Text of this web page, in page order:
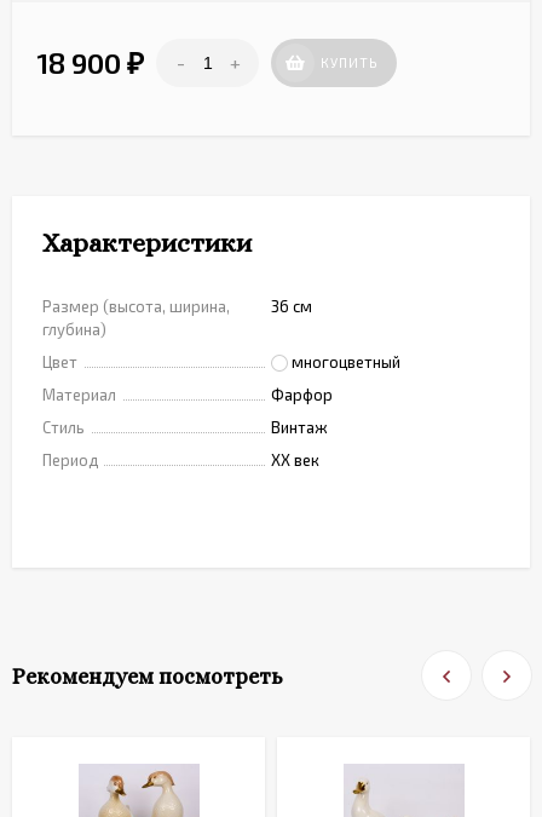
18 900 ₽ - + КУПИТЬ
Характеристики
Размер (высота, ширина,
глубина)
36 см
Цвет
многоцветный
Материал
Фарфор
Стиль
Винтаж
Период
XX век
Рекомендуем посмотреть